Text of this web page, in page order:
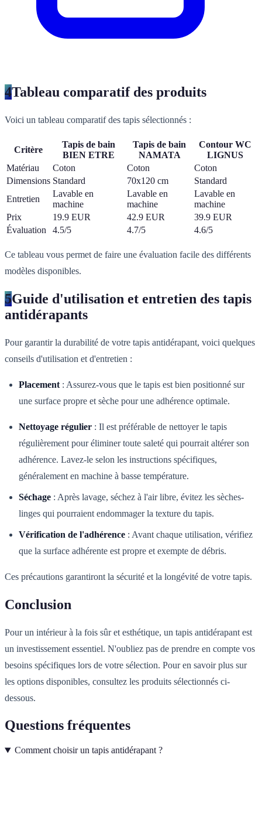
4Tableau comparatif des produits
Voici un tableau comparatif des tapis sélectionnés :
Critère
Tapis de bain
BIEN ETRE
Tapis de bain
NAMATA
Contour WC
LIGNUS
Matériau
Coton Coton
Coton
Dimensions Standard 70x120 cm
Standard
Entretien
Lavable en
machine
Lavable en
machine
Lavable en
machine
Prix
19.9 EUR 42.9 EUR
39.9 EUR
Évaluation
4.5/5 4.7/5 4.6/5
Ce tableau vous permet de faire une évaluation facile des différents
modèles disponibles.
5Guide d'utilisation et entretien des tapis
antidérapants
Pour garantir la durabilité de votre tapis antidérapant, voici quelques
conseils d'utilisation et d'entretien :
Placement : Assurez-vous que le tapis est bien positionné sur
une surface propre et sèche pour une adhérence optimale.
Nettoyage régulier : Il est préférable de nettoyer le tapis
régulièrement pour éliminer toute saleté qui pourrait altérer son
adhérence. Lavez-le selon les instructions spécifiques,
généralement en machine à basse température.
Séchage : Après lavage, séchez à l'air libre, évitez les sèches-
linges qui pourraient endommager la texture du tapis.
Vérification de l'adhérence : Avant chaque utilisation, vérifiez
que la surface adhérente est propre et exempte de débris.
Ces précautions garantiront la sécurité et la longévité de votre tapis.
Conclusion
Pour un intérieur à la fois sûr et esthétique, un tapis antidérapant est
un investissement essentiel. N'oubliez pas de prendre en compte vos
besoins spécifiques lors de votre sélection. Pour en savoir plus sur
les options disponibles, consultez les produits sélectionnés ci-
dessous.
Questions fréquentes
Comment choisir un tapis antidérapant ?